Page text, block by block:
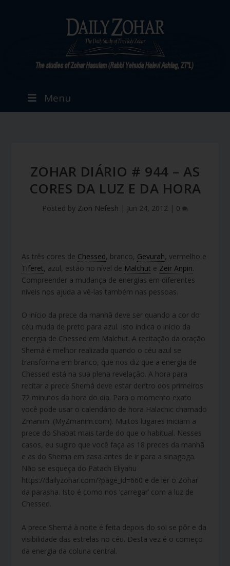
Menu
ZOHAR DIÁRIO # 944 – AS
CORES DA LUZ E DA HORA
Posted by Zion Nefesh | Jun 24, 2012| 0
As três cores de Chessed, branco, Gevurah, vermelho e
Tiferet, azul, estão no nível de Malchut e Zeir Anpin.
Compreender a mudança de energias em diferentes
níveis nos ajuda a vê-las também nas pessoas.
O início da prece da manhã deve ser quando a cor do
céu muda de preto para azul. Isto indica o início da
energia de Chessed em Malchut. A recitação da oração
Shemá é melhor realizada quando o céu azul se
transforma em branco, que nos diz que a energia de
Chessed está na sua plena revelação. A hora para
recitar a prece Shemá deve estar dentro dos primeiros
72 minutos da hora do dia. Para o momento exato
você pode usar o calendário de hora Halachic chamado
Zmanim. (MyZmanim.com). Muitos lugares iniciam a
prece do Shabat mais tarde do que o habitual. Nesses
casos, eu sugiro que você faça as 18 preces da manhã
e as do Shema em casa antes de ir para a sinagoga.
Não se esqueça do Patach Eliyahu
https://dailyzohar.com/?page_id=660 e de ler o Zohar
da parasha. Isto é como nos ‘carregar’ com a luz de
Chessed.
A prece Shemá à noite é feita depois do sol se pôr e da
visibilidade das estrelas no céu. Desta vez é o começo
da energia da coluna central.